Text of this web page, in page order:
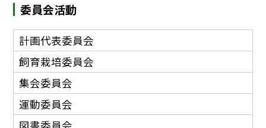
委員会活動
計画代表委員会
飼育栽培委員会
集会委員会
運動委員会